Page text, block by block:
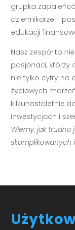
grupka
dziennikarze -
edukacji
Nasz zespół to
pasjonaci, którzy
nie tylko cyfry na
życiowych
kilkunastoletnie
inwestycjach i
Wiemy, jak trudno
skomplikowanych